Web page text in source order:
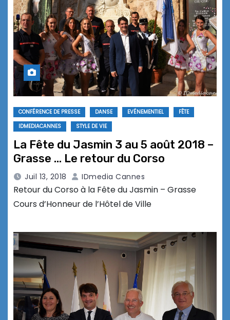
CONFÉRENCE DE PRESSE DANSE EVÉNEMENTIEL
FÊTE
IDMEDIACANNES
STYLE DE VIE
La Fête du Jasmin 3 au 5 août 2018 –
Grasse … Le retour du Corso
Juil 13, 2018 IDmedia Cannes
Retour du Corso à la Fête du Jasmin – Grasse
Cours d’Honneur de l’Hôtel de Ville